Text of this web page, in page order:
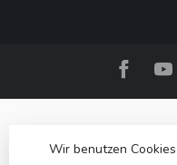
Wir benutzen